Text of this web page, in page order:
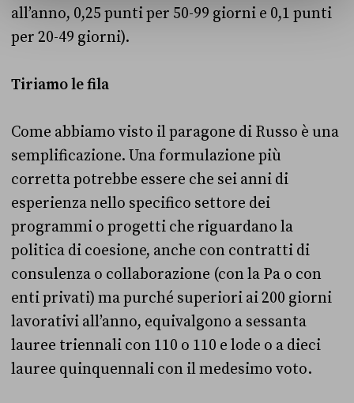
all’anno, 0,25 punti per 50-99 giorni e 0,1 punti
per 20-49 giorni).
Tiriamo le fila
Come abbiamo visto il paragone di Russo è una
semplificazione. Una formulazione più
corretta potrebbe essere che sei anni di
esperienza nello specifico settore dei
programmi o progetti che riguardano la
politica di coesione, anche con contratti di
consulenza o collaborazione (con la Pa o con
enti privati) ma purché superiori ai 200 giorni
lavorativi all’anno, equivalgono a sessanta
lauree triennali con 110 o 110 e lode o a dieci
lauree quinquennali con il medesimo voto.